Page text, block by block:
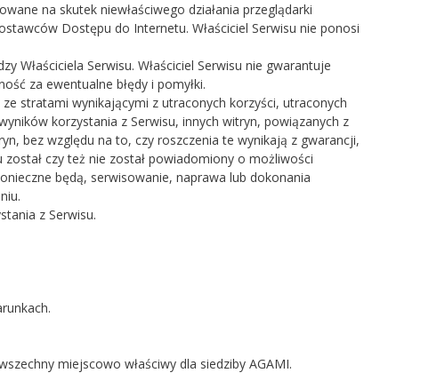
na skutek niewłaściwego działania przeglądarki
Dostępu do Internetu. Właściciel Serwisu nie ponosi
Właściciela Serwisu. Właściciel Serwisu nie gwarantuje
za ewentualne błędy i pomyłki.
stratami wynikającymi z utraconych korzyści, utraconych
korzystania z Serwisu, innych witryn, powiązanych z
bez względu na to, czy roszczenia te wynikają z gwarancji,
czy też nie został powiadomiony o możliwości
będą, serwisowanie, naprawa lub dokonania
z Serwisu.
miejscowo właściwy dla siedziby AGAMI.